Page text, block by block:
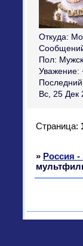
Откуда:
Пол:
Уважение:
Последний
Вс, 25 Дек
Страница:
» Россия -